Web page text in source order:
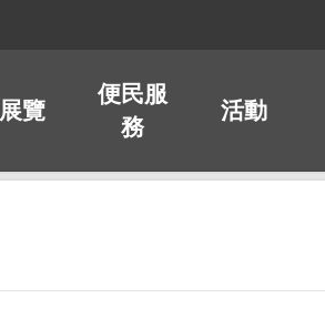
展覽
便民服
務
活動